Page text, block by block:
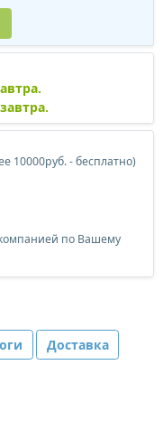
10000руб. - бесплатно)
по Вашему
Доставка